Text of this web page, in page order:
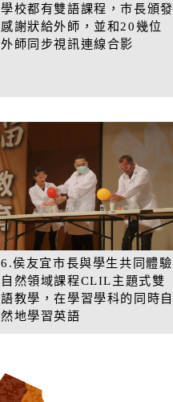
學校都有雙語課程，巿長頒發
感謝狀給外師，並和20幾位
外師同步視訊連線合影
6.侯友宜市長與學生共同體驗
自然領域課程CLIL主題式雙
語教學，在學習學科的同時自
然地學習英語